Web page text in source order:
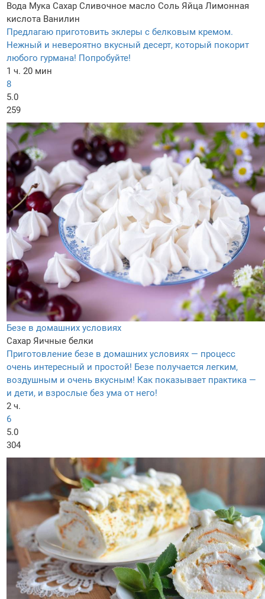
Вода Мука Сахар Сливочное масло Соль Яйца Лимонная
кислота Ванилин
Предлагаю приготовить эклеры с белковым кремом.
Нежный и невероятно вкусный десерт, который покорит
любого гурмана! Попробуйте!
1 ч. 20 мин
8
5.0
259
Безе в домашних условиях
Сахар Яичные белки
Приготовление безе в домашних условиях — процесс
очень интересный и простой! Безе получается легким,
воздушным и очень вкусным! Как показывает практика —
и дети, и взрослые без ума от него!
2 ч.
6
5.0
304